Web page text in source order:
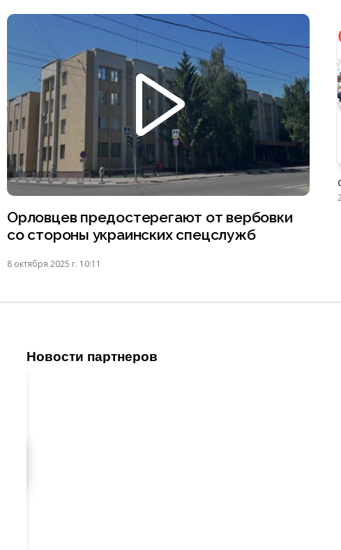
Орловцев предостерегают от вербовки
со стороны украинских спецслужб
8 октября 2025 г. 10:11
Новости партнеров